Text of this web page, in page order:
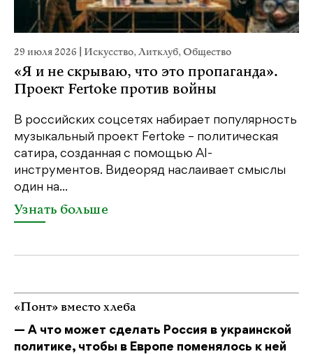
29 июля 2026 Искусство,Литклуб,Общество
«Я и не скрываю, что это пропаганда».
Проект Fertoke против войны
В российских соцсетях набирает популярность
музыкальный проект Fertoke – политическая
сатира, созданная с помощью AI-
инструментов. Видеоряд наслаивает смыслы
один на...
Узнать больше
«Понт» вместо хлеба
— А что может сделать Россия в украинской
политике, чтобы в Европе поменялось к ней